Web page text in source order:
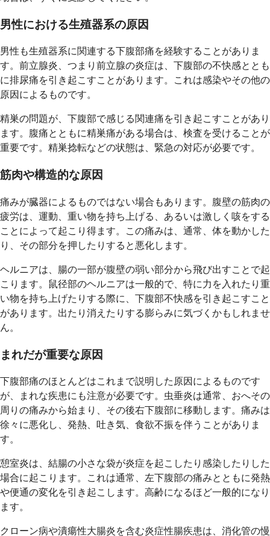
男性における生殖器系の原因
男性も生殖器系に関連する下腹部痛を経験することがありま
す。前立腺炎、つまり前立腺の炎症は、下腹部の不快感ととも
に排尿痛を引き起こすことがあります。これは感染やその他の
原因によるものです。
精巣の問題が、下腹部で感じる関連痛を引き起こすことがあり
ます。腹痛とともに精巣痛がある場合は、検査を受けることが
重要です。精巣捻転などの状態は、緊急の対応が必要です。
筋肉や構造的な原因
痛みが臓器によるものではない場合もあります。腹壁の筋肉の
疲労は、運動、重い物を持ち上げる、あるいは激しく咳をする
ことによって起こり得ます。この痛みは、通常、体を動かした
り、その部分を押したりすると悪化します。
ヘルニアは、腸の一部が腹壁の弱い部分から飛び出すことで起
こります。鼠径部のヘルニアは一般的で、特に力を入れたり重
い物を持ち上げたりする際に、下腹部不快感を引き起こすこと
があります。出たり消えたりする膨らみに気づくかもしれませ
ん。
まれだが重要な原因
下腹部痛のほとんどはこれまで説明した原因によるものです
が、まれな疾患にも注意が必要です。虫垂炎は通常、おへその
周りの痛みから始まり、その後右下腹部に移動します。痛みは
徐々に悪化し、発熱、吐き気、食欲不振を伴うことがありま
す。
憩室炎は、結腸の小さな袋が炎症を起こしたり感染したりした
場合に起こります。これは通常、左下腹部の痛みとともに発熱
や便通の変化を引き起こします。高齢になるほど一般的になり
ます。
クローン病や潰瘍性大腸炎を含む炎症性腸疾患は、消化管の慢